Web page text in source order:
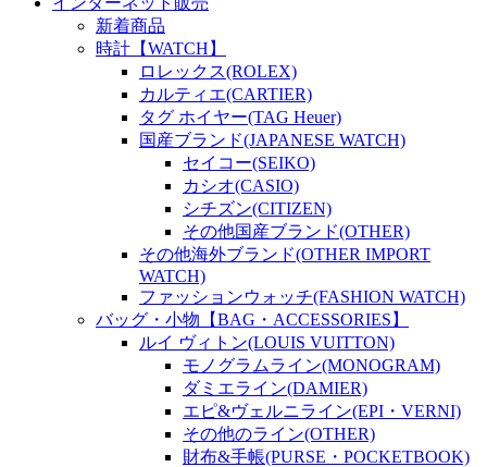
新着商品
時計【WATCH】
ロレックス(ROLEX)
カルティエ(CARTIER)
タグ ホイヤー(TAG Heuer)
国産ブランド(JAPANESE WATCH)
セイコー(SEIKO)
カシオ(CASIO)
シチズン(CITIZEN)
その他国産ブランド(OTHER)
その他海外ブランド(OTHER IMPORT
WATCH)
ファッションウォッチ(FASHION WATCH)
バッグ・小物【BAG・ACCESSORIES】
ルイ ヴィトン(LOUIS VUITTON)
モノグラムライン(MONOGRAM)
ダミエライン(DAMIER)
エピ&ヴェルニライン(EPI・VERNI)
その他のライン(OTHER)
財布&手帳(PURSE・POCKETBOOK)